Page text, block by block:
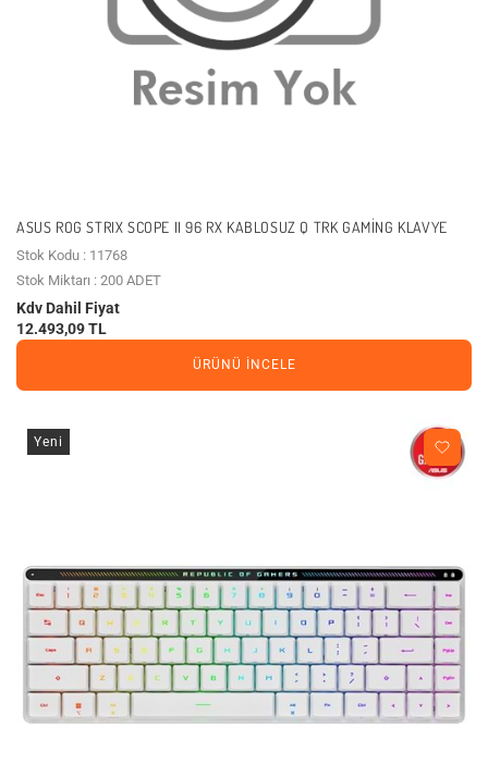
ASUS ROG STRIX SCOPE II 96 RX KABLOSUZ Q TRK GAMING KLAVYE
Stok Kodu : 11768
Stok Miktarı : 200 ADET
Kdv Dahil Fiyat
12.493,09 TL
ÜRÜNÜ İNCELE
Yeni